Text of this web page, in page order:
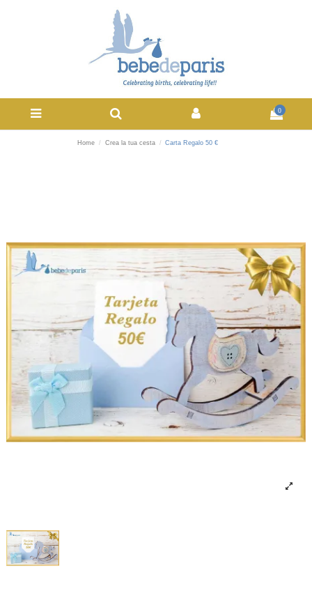
0
Home Crea la tua cesta Carta Regalo 50 €